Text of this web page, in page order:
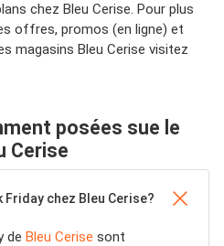
chez Bleu Cerise. Pour plus
offres, promos (en ligne) et
magasins Bleu Cerise visitez
posées sue le
Cerise
Friday chez Bleu Cerise?
de Bleu Cerise sont